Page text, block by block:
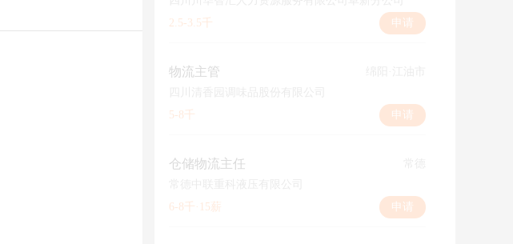
2.5-3.5千
申请
物流主管
5-8千
申请
仓储物流主任
6-8千·15薪
申请